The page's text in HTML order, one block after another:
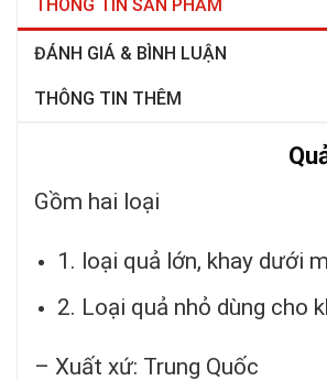
THÔNG TIN SẢN PHẨM
ĐÁNH GIÁ & BÌNH LUẬN
THÔNG TIN THÊM
Gồm hai loại
1. loại quả lớn, khay dưới
2. Loại quả nhỏ dùng cho
– Xuất xứ: Trung Quốc